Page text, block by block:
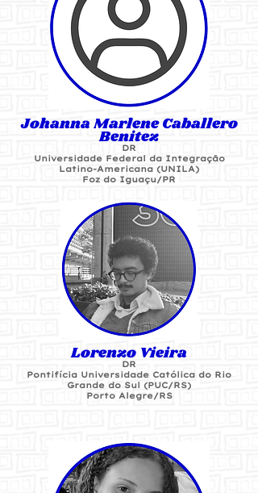
Johanna Marlene Caballero
Benitez
DR
Universidade Federal da Integração
Latino-Americana (UNILA)
Foz do Iguaçu/PR
Lorenzo Vieira
DR
Pontifícia Universidade Católica do Rio
Grande do Sul (PUC/RS)
Porto Alegre/RS